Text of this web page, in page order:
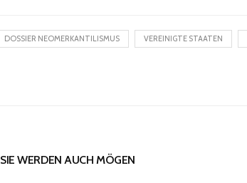
DOSSIER NEOMERKANTILISMUS VEREINIGTE STAATEN
SIE WERDEN AUCH MÖGEN